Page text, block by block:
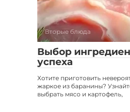
Вторые блюда
Выбор
успеха
Хотите приготовить
жаркое из баранины?
выбрать мясо и картофель,